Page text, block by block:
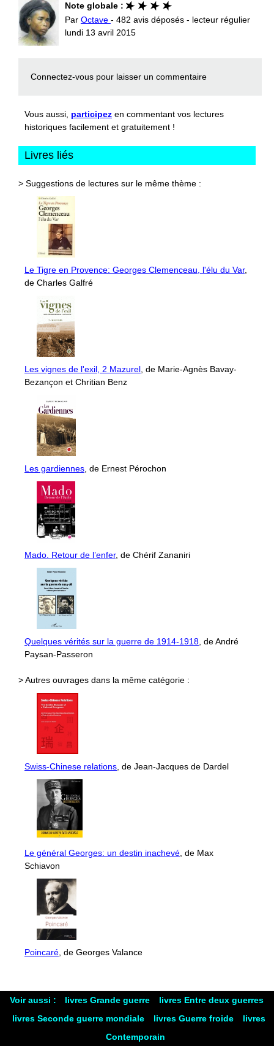
Note globale :
Par Octave - 482 avis déposés - lecteur régulier
lundi 13 avril 2015
Connectez-vous pour laisser un commentaire
Vous aussi, participez en commentant vos lectures
historiques facilement et gratuitement !
Livres liés
> Suggestions de lectures sur le même thème :
Le Tigre en Provence: Georges Clemenceau, l'élu du Var,
de Charles Galfré
Les vignes de l'exil, 2 Mazurel, de Marie-Agnès Bavay-
Bezançon et Chritian Benz
Les gardiennes, de Ernest Pérochon
Mado. Retour de l’enfer, de Chérif Zananiri
Quelques vérités sur la guerre de 1914-1918, de André
Paysan-Passeron
> Autres ouvrages dans la même catégorie :
Swiss-Chinese relations, de Jean-Jacques de Dardel
Le général Georges: un destin inachevé, de Max
Schiavon
Poincaré, de Georges Valance
Voir aussi : livres Grande guerre
livres Entre deux guerres
livres Seconde guerre mondiale
livres Guerre froide
livres
Contemporain